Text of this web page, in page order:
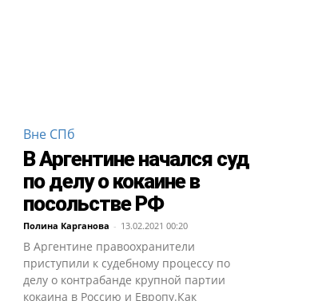
Вне СПб
В Аргентине начался суд
по делу о кокаине в
посольстве РФ
Полина Карганова - 13.02.2021 00:20
В Аргентине правоохранители
приступили к судебному процессу по
делу о контрабанде крупной партии
кокаина в Россию и Европу.Как